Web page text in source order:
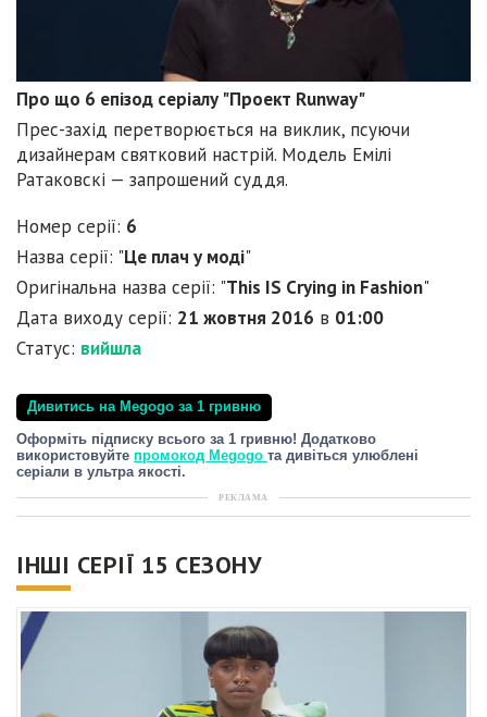
Про що 6 епізод серіалу "Проект Runway"
Прес-захід перетворюється на виклик, псуючи
дизайнерам святковий настрій. Модель Емілі
Ратаковскі — запрошений суддя.
Номер серії: 6
Назва серії: "Це плач у моді"
Оригінальна назва серії: "This IS Crying in Fashion"
Дата виходу серії: 21 жовтня 2016 в 01:00
Статус: вийшла
Дивитись на Megogo за 1 гривню
Оформіть підписку всього за 1 гривню! Додатково
використовуйте промокод Megogo та дивіться улюблені
серіали в ультра якості.
РЕКЛАМА
ІНШІ СЕРІЇ 15 СЕЗОНУ